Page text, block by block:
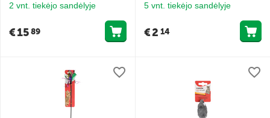
2 vnt. tiekėjo sandėlyje
€1589
5 vnt. tiekėjo sandėlyje
€2 14